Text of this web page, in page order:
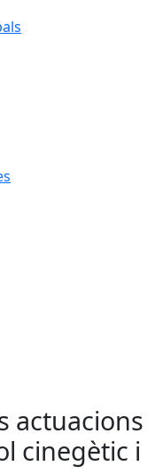
actuacions
cinegètic i